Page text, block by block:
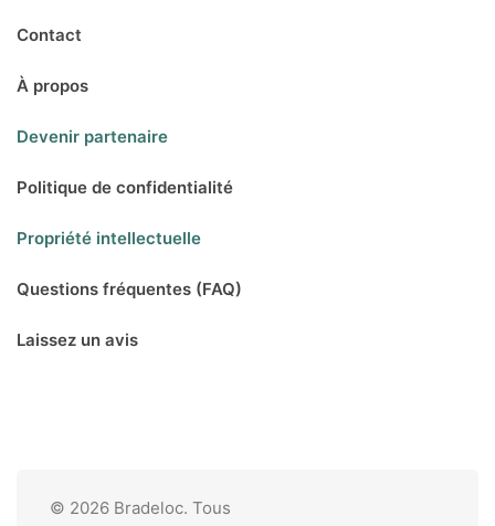
Contact
À propos
Devenir partenaire
Politique de confidentialité
Propriété intellectuelle
Questions fréquentes (FAQ)
Laissez un avis
© 2026 Bradeloc. Tous